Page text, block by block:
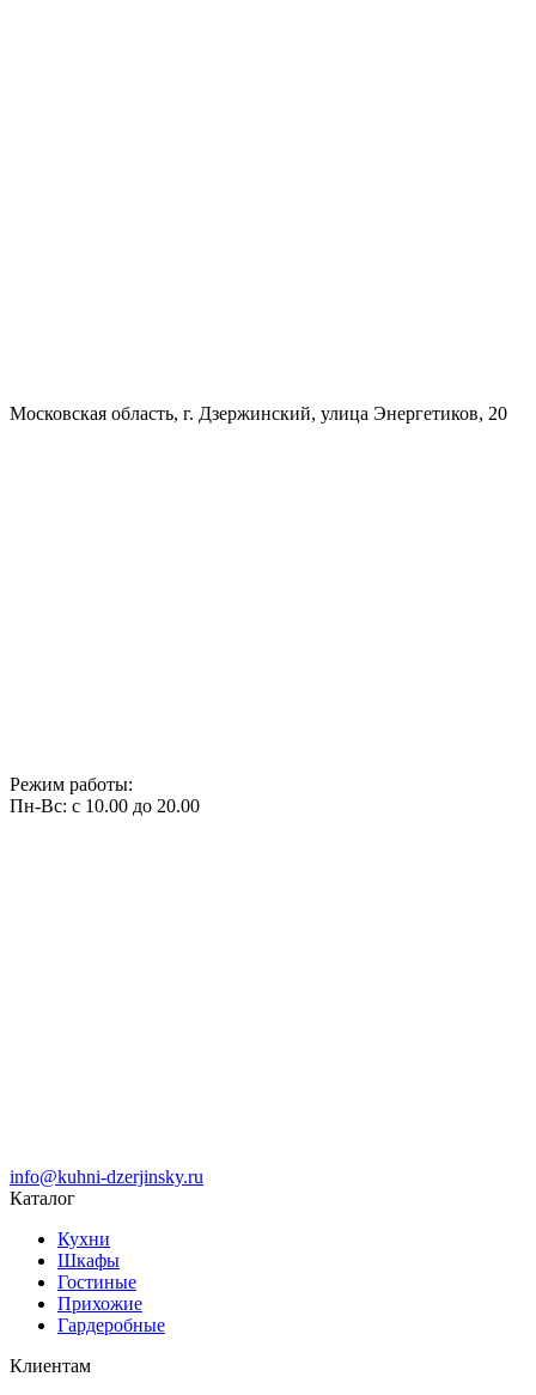
Московская область, г. Дзержинский, улица Энергетиков, 20
Режим работы:
Пн-Вс: с 10.00 до 20.00
info@kuhni-dzerjinsky.ru
Каталог
Кухни
Шкафы
Гостиные
Прихожие
Гардеробные
Клиентам